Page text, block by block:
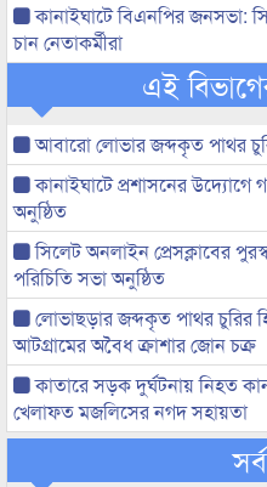
কানাইঘাটে বিএনপির জনসভা:
চান নেতাকর্মীরা
এই
আবারো লোভার জব্দকৃত পাথর
কানাইঘাটে প্রশাসনের
অনুষ্ঠিত
সিলেট অনলাইন প্রেসক্লাবের
পরিচিতি সভা অনুষ্ঠিত
লোভাছড়ার জব্দকৃত পাথর চুরির
আটগ্রামের অবৈধ ক্রাশার জোন চক্র
কাতারে সড়ক দুর্ঘটনায় নিহত
খেলাফত মজলিসের নগদ সহায়তা